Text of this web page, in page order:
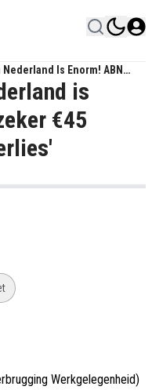
Is Enorm! ABN
Euro Omzetverlies'
is
€45
Werkgelegenheid)